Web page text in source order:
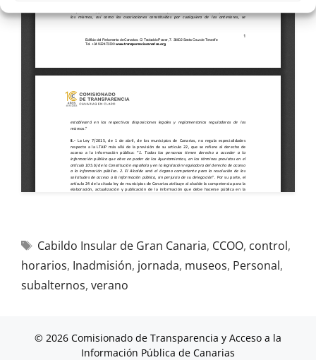
Cabildo Insular de Gran Canaria, CCOO, control,
horarios, Inadmisión, jornada, museos, Personal,
subalternos, verano
© 2026 Comisionado de Transparencia y Acceso a la
Información Pública de Canarias